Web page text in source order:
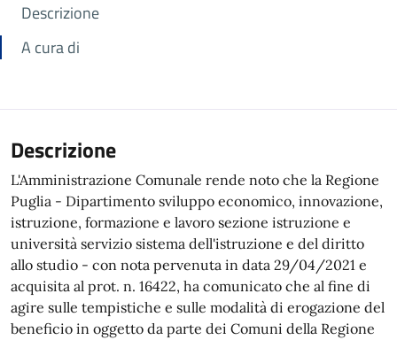
Descrizione
A cura di
Descrizione
L'Amministrazione Comunale rende noto che la Regione
Puglia - Dipartimento sviluppo economico, innovazione,
istruzione, formazione e lavoro sezione istruzione e
università servizio sistema dell'istruzione e del diritto
allo studio - con nota pervenuta in data 29/04/2021 e
acquisita al prot. n. 16422, ha comunicato che al fine di
agire sulle tempistiche e sulle modalità di erogazione del
beneficio in oggetto da parte dei Comuni della Regione